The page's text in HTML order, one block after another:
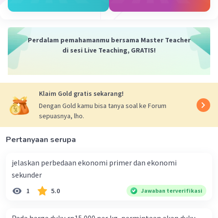
menunjukkan kenaikan tingkat inflasi
Biaya Produksi Naik (Cost-Push Inflation):
Penjelasan:Peningkatan biaya produksi,
tenaga kerja, dapat mendorong produsen
untuk menaikkan harga barang dan jasa.
meningkat.
Inflasi Inti (Core Inflation):
Penjelasan:
Inflasi inti mengukur
Perdalam pemahamanmu bersama Master Teacher
di sesi Live Teaching, GRATIS!
Klaim Gold gratis sekarang!
Dengan Gold kamu bisa tanya soal ke Forum
sepuasnya, lho.
Pertanyaan serupa
jelaskan perbedaan ekonomi primer dan ekonomi
sekunder
1 5.0 Jawaban terverifikasi